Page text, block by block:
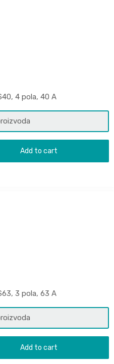
4 pola, 40 A
Add to cart
3 pola, 63 A
Add to cart